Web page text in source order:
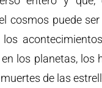
cosmos puede
los planetas, los
de las